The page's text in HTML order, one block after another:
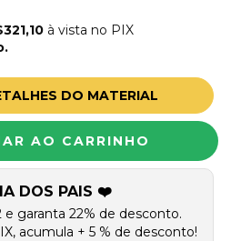
à vista no PIX
DO MATERIAL
DOS PAIS ❤️
e garanta 22% de desconto.
acumula + 5 % de desconto!